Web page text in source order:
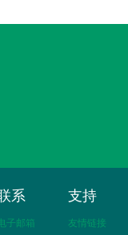
系
子邮箱
支持
友情链接